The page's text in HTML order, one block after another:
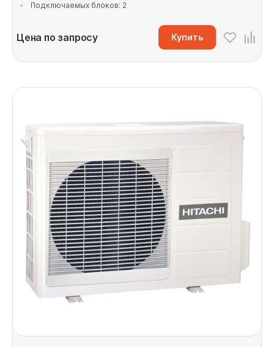
Подключаемых блоков: 2
Цена по запросу Купить